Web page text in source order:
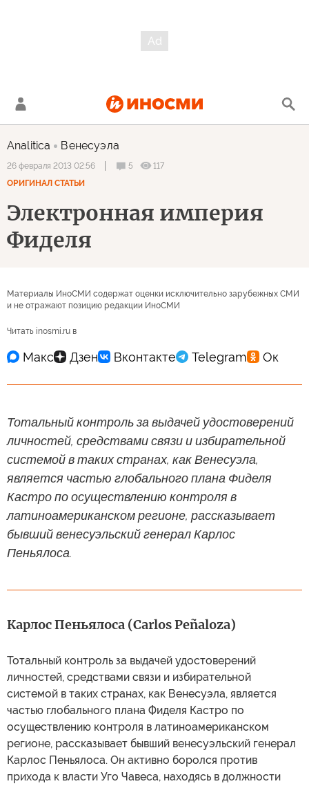
Analitica Венесуэла
26 февраля 2013 02:56 5
117
ОРИГИНАЛ СТАТЬИ
Электронная империя
Фиделя
Материалы ИноСМИ содержат оценки исключительно зарубежных СМИ
и не отражают позицию редакции ИноСМИ
Читать inosmi.ru в
Тотальный контроль за выдачей удостоверений
личностей, средствами связи и избирательной
системой в таких странах, как Венесуэла,
является частью глобального плана Фиделя
Кастро по осуществлению контроля в
латиноамериканском регионе, рассказывает
бывший венесуэльский генерал Карлос
Пеньялоса.
Карлос Пеньялоса (Carlos Peñaloza)
Тотальный контроль за выдачей удостоверений
личностей, средствами связи и избирательной
системой в таких странах, как Венесуэла, является
частью глобального плана Фиделя Кастро по
осуществлению контроля в латиноамериканском
регионе, рассказывает бывший венесуэльский генерал
Карлос Пеньялоса. Он активно боролся против
прихода к власти Уго Чавеса, находясь в должности